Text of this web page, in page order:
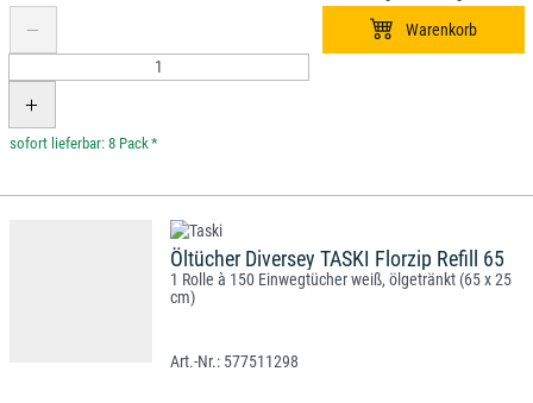
*
Öltücher Diversey TASKI Florzip Refill 65
1 Rolle à 150 Einwegtücher weiß, ölgetränkt (65 x 25
cm)
577511298